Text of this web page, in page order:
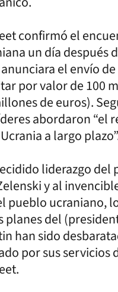
confirmó el
un día después
el envío
por valor de 100
de euros).
abordaron “el
a largo
liderazgo del
y al
pueblo ucraniano,
planes del
han sido
por sus servicios